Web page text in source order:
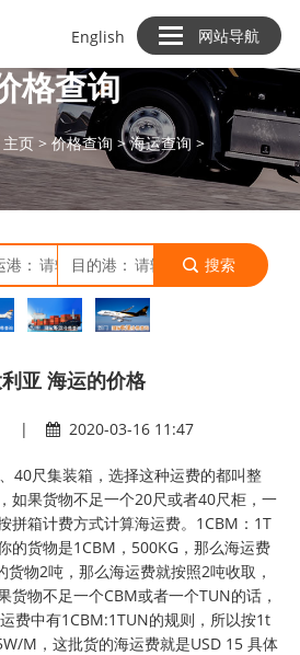
English 网站导航
格查询
主页> 价格查询 >海运查询 >
港： 目的港： 搜索
亚 海运的价格
| 2020-03-16 11:47
40尺集装箱，选择这种运费的都叫整
如果货物不足一个20尺或者40尺柜，一
拼箱计费方式计算海运费。1CBM：1T
的货物是1CBM，500KG，那么海运费
物2吨，那么海运费就按照2吨收取，
货物不足一个CBM或者一个TUN的话，
费中有1CBM:1TUN的规则，所以按1t
M，这批货的海运费就是USD 15 具体